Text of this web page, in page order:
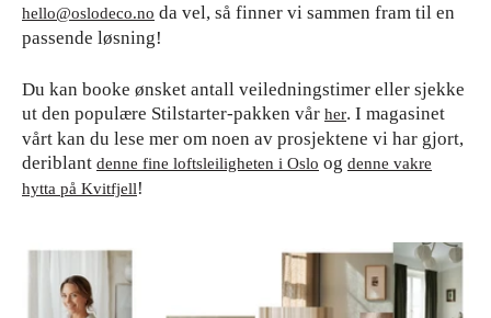
hello@oslodeco.no da vel, så finner vi sammen fram til en
passende løsning!
Du kan booke ønsket antall veiledningstimer eller sjekke
ut den populære Stilstarter-pakken vår her. I magasinet
vårt kan du lese mer om noen av prosjektene vi har gjort,
deriblant denne fine loftsleiligheten i Oslo og denne vakre
hytta på Kvitfjell!